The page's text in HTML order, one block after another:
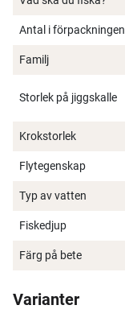
Antal i förpackningen
Familj
Storlek på jiggskalle
Krokstorlek
Flytegenskap
Typ av vatten
Fiskedjup
Färg på bete
Varianter